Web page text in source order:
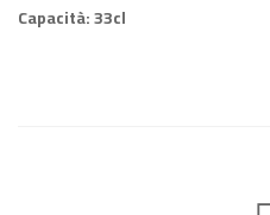
Capacità: 33cl